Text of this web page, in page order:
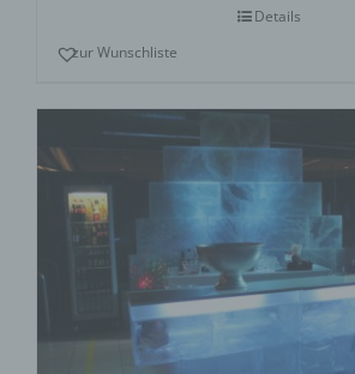
Details
zur Wunschliste